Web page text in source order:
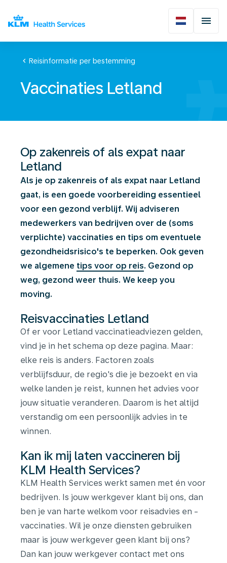
chevron_left Reisinformatie per bestemming
Vaccinaties Letland
Op zakenreis of als expat naar
Letland
Als je op zakenreis of als expat naar Letland
gaat, is een goede voorbereiding essentieel
voor een gezond verblijf. Wij adviseren
medewerkers van bedrijven over de (soms
verplichte) vaccinaties en tips om eventuele
gezondheidsrisico's te beperken. Ook geven
we algemene tips voor op reis. Gezond op
weg, gezond weer thuis. We keep you
moving.
Reisvaccinaties Letland
Of er voor Letland vaccinatieadviezen gelden,
vind je in het schema op deze pagina. Maar:
elke reis is anders. Factoren zoals
verblijfsduur, de regio's die je bezoekt en via
welke landen je reist, kunnen het advies voor
jouw situatie veranderen. Daarom is het altijd
verstandig om een persoonlijk advies in te
winnen.
Kan ik mij laten vaccineren bij
KLM Health Services?
KLM Health Services werkt samen met én voor
bedrijven. Is jouw werkgever klant bij ons, dan
ben je van harte welkom voor reisadvies en -
vaccinaties. Wil je onze diensten gebruiken
maar is jouw werkgever geen klant bij ons?
Dan kan jouw werkgever contact met ons